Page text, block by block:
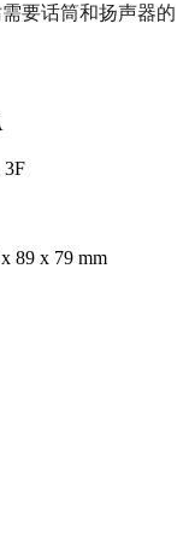
要话筒和扬声器的
89 x 79 mm